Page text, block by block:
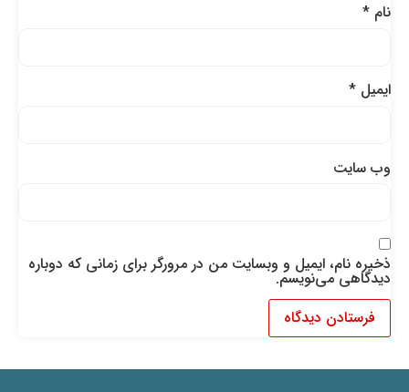
نام*
ایمیل*
وب‌ سایت
ذخیره نام، ایمیل و وبسایت من در مرورگر برای زمانی که دوباره
دیدگاهی می‌نویسم.